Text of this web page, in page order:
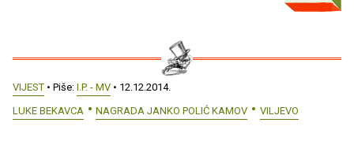
VIJEST • Piše: I.P. - MV • 12.12.2014.
LUKE BEKAVCA
NAGRADA JANKO POLIĆ KAMOV VILJEVO